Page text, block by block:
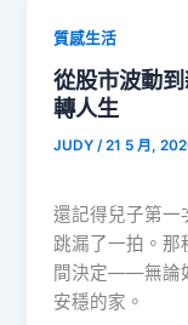
質感生活
從股市波動
轉人生
JUDY/21 5 月,
還記得兒子第一
跳漏了一拍。那
間決定——無論
安穩的家。